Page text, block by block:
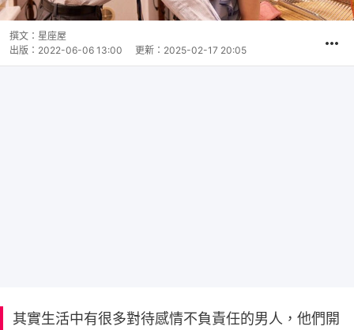
撰文： 星座屋
出版： 2022-06-06 13:00 更新： 2025-02-17 20:05
其實生活中有很多對待感情不負責任的男人，他們開